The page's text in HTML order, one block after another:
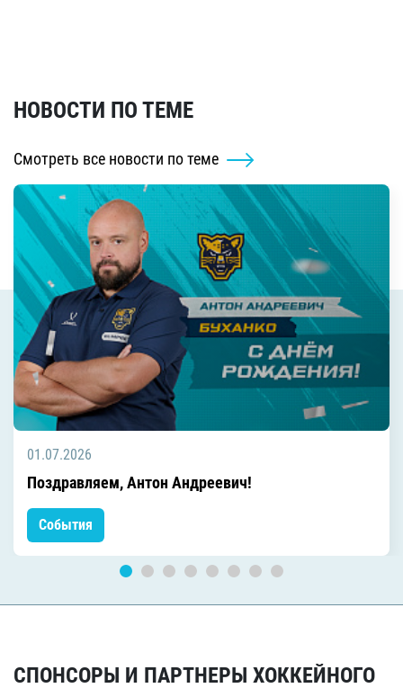
НОВОСТИ ПО ТЕМЕ
Смотреть все новости по теме
01.07.2026
Поздравляем, Антон Андреевич!
События
СПОНСОРЫ И ПАРТНЕРЫ ХОККЕЙНОГО